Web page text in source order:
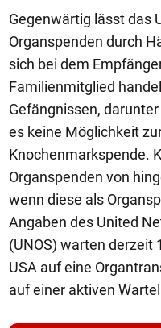
Gegenwärtig lässt das
Organspenden durch
sich bei dem
Familienmitglied
Gefängnissen,
es keine Möglichkeit
Knochenmarkspende.
Organspenden von
wenn diese als
Angaben des United
(UNOS) warten derzeit
USA auf eine
auf einer aktiven